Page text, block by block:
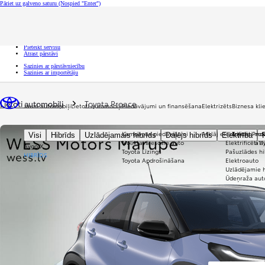
Pāriet uz galveno saturu (Nospied "Enter")
Pieteikt servisu
Atrast pārstāvi
Sazinies ar pārstāvniecību
Sazinies ar importētāju
Jauni automobiļi
Visi Hibrīds Uzlādējamais hibrīds Daļējs hibrīds Elektrība
Aygo X
HIBRĪDS
Lietoti automobiļiPiedāvājumi un finansēšana
Kampaņas piedāvājumi
Noliktavā esošie auto
Toyota Līzings
Toyota Apdrošināšana
Elektrizēts
Atklāj elektrificēti
Elektrificēti
Pašuzlādes
Elektroauto
Uzlādējamie
Ūdeņraža
Biznesa
Toyota
Lietoti automobiļi Toyota Proace